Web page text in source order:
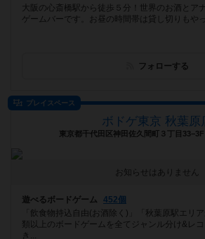
大阪の心斎橋駅から徒歩５分！世界のお酒とア
ゲームバーです。お昼の時間帯は貸し切りもやっ
フォローする
プレイスペース
ボドゲ東京 秋葉原
東京都千代田区神田佐久間町３丁目
お知らせはありません
遊べるボードゲーム
452個
「飲食物持込自由(お酒除く)」「秋葉原駅エリ
類以上のボードゲームを全てジャンル分け&レ
き...